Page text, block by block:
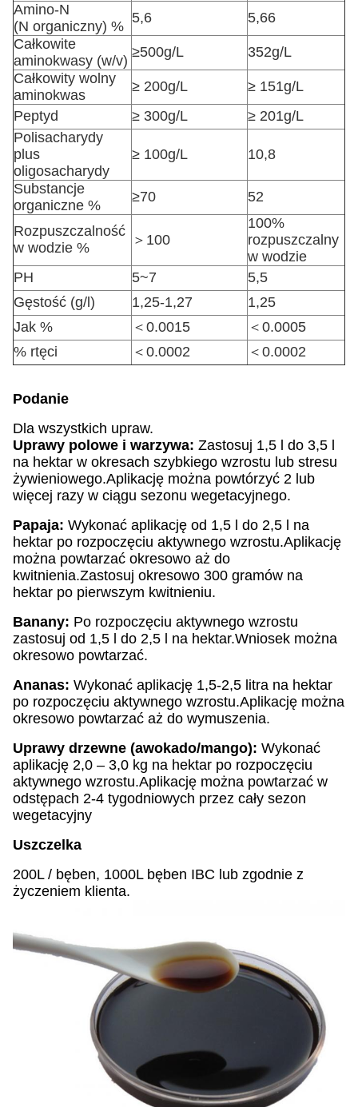
Amino-N
(N organiczny) %
5,6
5,66
Całkowite
aminokwasy (w/v)
≥500g/L
352g/L
Całkowity wolny
aminokwas
≥ 200g/L
≥ 151g/L
Peptyd
≥ 300g/L
≥ 201g/L
Polisacharydy
plus
oligosacharydy
≥ 100g/L 10,8
Substancje
organiczne %
≥70 52
Rozpuszczalność
w wodzie %
＞100
100%
rozpuszczalny
w wodzie
PH
5~7
5,5
Gęstość (g/l)
1,25-1,27
1,25
Jak %
＜0.0015
＜0.0005
% rtęci
＜0.0002 ＜0.0002
Podanie
Dla wszystkich upraw.
Uprawy polowe i warzywa: Zastosuj 1,5 l do 3,5 l
na hektar w okresach szybkiego wzrostu lub stresu
żywieniowego.Aplikację można powtórzyć 2 lub
więcej razy w ciągu sezonu wegetacyjnego.
Papaja: Wykonać aplikację od 1,5 l do 2,5 l na
hektar po rozpoczęciu aktywnego wzrostu.Aplikację
można powtarzać okresowo aż do
kwitnienia.Zastosuj okresowo 300 gramów na
hektar po pierwszym kwitnieniu.
Banany: Po rozpoczęciu aktywnego wzrostu
zastosuj od 1,5 l do 2,5 l na hektar.Wniosek można
okresowo powtarzać.
Ananas: Wykonać aplikację 1,5-2,5 litra na hektar
po rozpoczęciu aktywnego wzrostu.Aplikację można
okresowo powtarzać aż do wymuszenia.
Uprawy drzewne (awokado/mango): Wykonać
aplikację 2,0 – 3,0 kg na hektar po rozpoczęciu
aktywnego wzrostu.Aplikację można powtarzać w
odstępach 2-4 tygodniowych przez cały sezon
wegetacyjny
Uszczelka
200L / bęben, 1000L bęben IBC lub zgodnie z
życzeniem klienta.